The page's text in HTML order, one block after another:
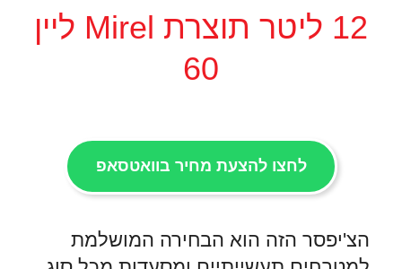
12 ליטר תוצרת Mirel ליין
60
לחצו להצעת מחיר בוואטסאפ
הצ'יפסר הזה הוא הבחירה המושלמת